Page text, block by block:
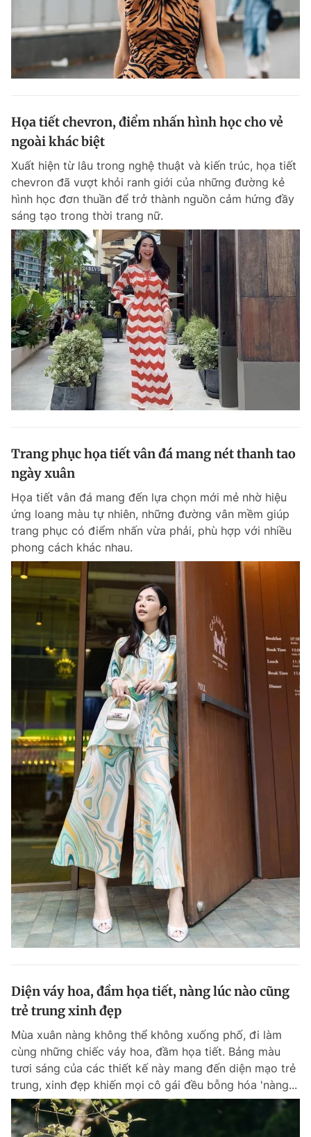
Họa tiết chevron, điểm nhấn hình học cho vẻ
ngoài khác biệt
Xuất hiện từ lâu trong nghệ thuật và kiến trúc, họa tiết
chevron đã vượt khỏi ranh giới của những đường kẻ
hình học đơn thuần để trở thành nguồn cảm hứng đầy
sáng tạo trong thời trang nữ.
Trang phục họa tiết vân đá mang nét thanh tao
ngày xuân
Họa tiết vân đá mang đến lựa chọn mới mẻ nhờ hiệu
ứng loang màu tự nhiên, những đường vân mềm giúp
trang phục có điểm nhấn vừa phải, phù hợp với nhiều
phong cách khác nhau.
Diện váy hoa, đầm họa tiết, nàng lúc nào cũng
trẻ trung xinh đẹp
Mùa xuân nàng không thể không xuống phố, đi làm
cùng những chiếc váy hoa, đầm họa tiết. Bảng màu
tươi sáng của các thiết kế này mang đến diện mạo trẻ
trung, xinh đẹp khiến mọi cô gái đều bỗng hóa 'nàng...